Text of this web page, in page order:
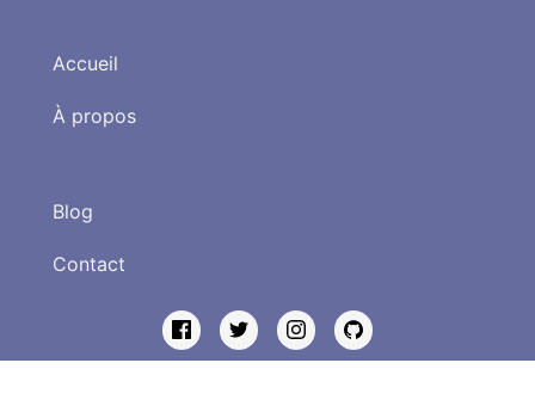
Accueil
À propos
Blog
Contact